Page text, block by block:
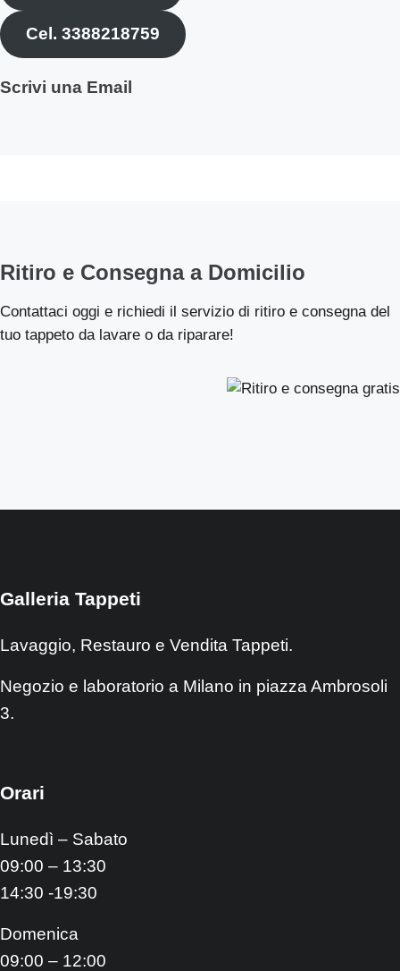
Cel. 3388218759
Scrivi una Email
Ritiro e Consegna a Domicilio
Contattaci oggi e richiedi il servizio di ritiro e consegna del
tuo tappeto da lavare o da riparare!
Galleria Tappeti
Lavaggio, Restauro e Vendita Tappeti.
Negozio e laboratorio a Milano in piazza Ambrosoli
3.
Orari
Lunedì – Sabato
09:00 – 13:30
14:30 -19:30
Domenica
09:00 – 12:00